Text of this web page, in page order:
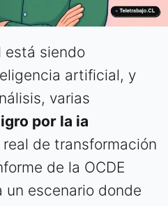
está siendo
artificial, y
varias
por la ia
de transformación
de la OCDE
escenario donde